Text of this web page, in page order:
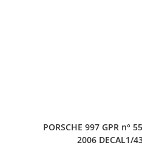
PORSCHE 997 GPR n°
2006 DECAL1/